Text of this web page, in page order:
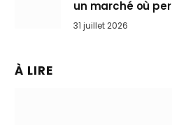
un marché où
31 juillet 2026
À LIRE